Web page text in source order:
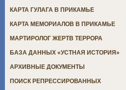
КАРТА ГУЛАГА В ПРИКАМЬЕ
КАРТА МЕМОРИАЛОВ В ПРИКАМЬЕ
МАРТИРОЛОГ ЖЕРТВ ТЕРРОРА
БАЗА ДАННЫХ «УСТНАЯ ИСТОРИЯ»
АРХИВНЫЕ ДОКУМЕНТЫ
ПОИСК РЕПРЕССИРОВАННЫХ